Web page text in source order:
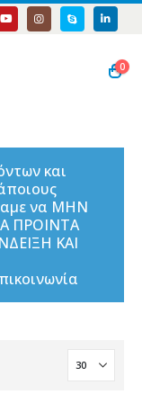
0
και
να ΜΗΝ
ΠΡΟΙΝΤΑ
ΚΑΙ